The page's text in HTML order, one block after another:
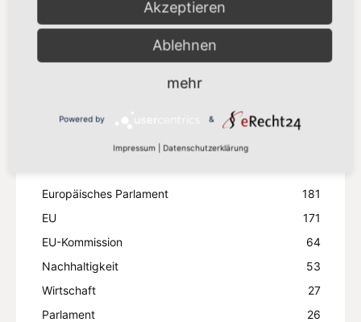
Zölle“
8. Juli 2026
Mehr laden
Beliebte Stichwörter
Europäisches Parlament
181
EU
171
EU-Kommission
64
Nachhaltigkeit
53
Wirtschaft
27
Parlament
26
Akzeptieren
Ablehnen
mehr
Powered by &
Impressum Datenschutzerklärung